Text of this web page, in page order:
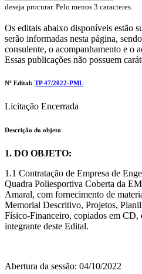
deseja procurar. Pelo menos 3 caracteres.
Os editais abaixo disponíveis estão
serão informadas nesta página,
consulente, o acompanhamento e o
Essas publicações não possuem
Nº Edital: TP 47/2022-PML
Licitação Encerrada
Descrição do objeto
1. DO OBJETO:
1.1 Contratação de Empresa de
Quadra Poliesportiva Coberta da
Amaral, com fornecimento de
Memorial Descritivo, Projetos,
Físico-Financeiro, copiados em CD,
integrante deste Edital.
Abertura da sessão: 04/10/2022